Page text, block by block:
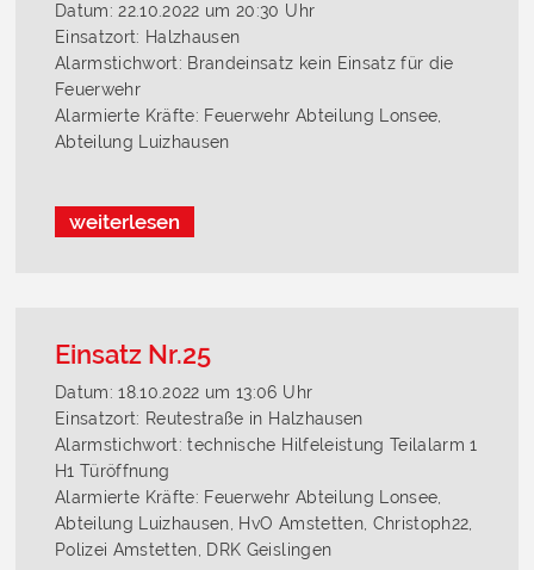
Datum: 22.10.2022 um 20:30 Uhr
Einsatzort: Halzhausen
Alarmstichwort: Brandeinsatz kein Einsatz für die
Feuerwehr
Alarmierte Kräfte: Feuerwehr Abteilung Lonsee,
Abteilung Luizhausen
weiterlesen
Einsatz Nr.25
Datum: 18.10.2022 um 13:06 Uhr
Einsatzort: Reutestraße in Halzhausen
Alarmstichwort: technische Hilfeleistung Teilalarm 1
H1 Türöffnung
Alarmierte Kräfte: Feuerwehr Abteilung Lonsee,
Abteilung Luizhausen, HvO Amstetten, Christoph22,
Polizei Amstetten, DRK Geislingen